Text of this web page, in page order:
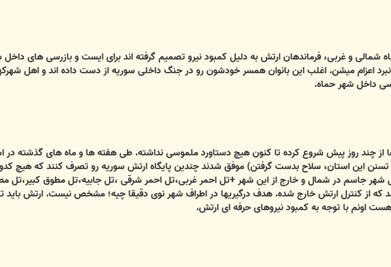
شمالی و غربی، فرماندهان ارتش به دلیل کمبود نیرو تصمیم گرفته اند برای ایست و بازرسی های داخل
اعزام میشن. اغلب این بانوان همسر خودشون رو در جنگ داخلی سوریه از دست داده اند و اهل
داخل شهر حماه.
از چند روز پیش شروع کرده تا کنون هیچ دستاورد ملموسی نداشته. طی هفته ها و ماه های گذشته در
تسنن این استان، سلاح بدست گرفتن) موفق شدند چندین پایگاه ارتش سوریه رو تصرف کنند که هیچ
شهر جاسم در شمال و خارج از این شهر +تل احمر غربی،تل احمر شرقی ،تل جابیه،تل مطوق کبیر،تل
که از کنترل ارتش خارج شده. هدف درگیریها در اطراف شهر نوی دقیقا چیه؛ مشخص نیست. ارتش باید
اونم با توجه به کمبود نیروهای حرفه ای ارتش.